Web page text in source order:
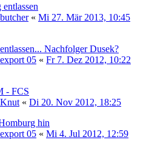
butcher« Mi 27. Mär 2013, 10:45
Nachfolger Dusek?
export 05 « Fr 7. Dez 2012, 10:22
- FCS
Knut « Di 20. Nov 2012, 18:25
hin
export 05 « Mi 4. Jul 2012, 12:59